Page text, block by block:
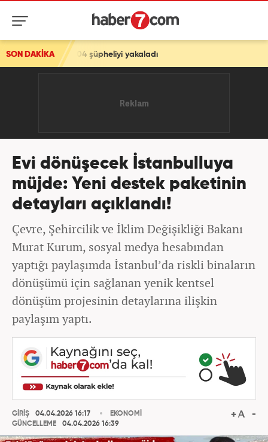
SON DAKİKA
yakaladı
Evi dönüşecek İstanbulluya
müjde: Yeni destek paketinin
detayları açıklandı!
Çevre, Şehircilik ve İklim Değişikliği Bakanı
Murat Kurum, sosyal medya hesabından
yaptığı paylaşımda İstanbul’da riskli binaların
dönüşümü için sağlanan yenik kentsel
dönüşüm projesinin detaylarına ilişkin
paylaşım yaptı.
GİRİŞ
04.04.2026 16:17
GÜNCELLEME
04.04.2026 16:39
EKONOMİ